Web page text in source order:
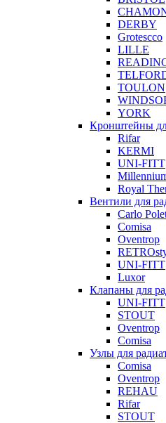
DERBY
Grotescco
LILLE
TOULON
YORK
Кронштейны
Rifar
KERMI
UNI-FITT
Royal
Вентили для
Carlo
Comisa
Oventrop
UNI-FITT
Luxor
Клапаны для
UNI-FITT
STOUT
Oventrop
Comisa
Узлы для
Comisa
Oventrop
REHAU
Rifar
STOUT